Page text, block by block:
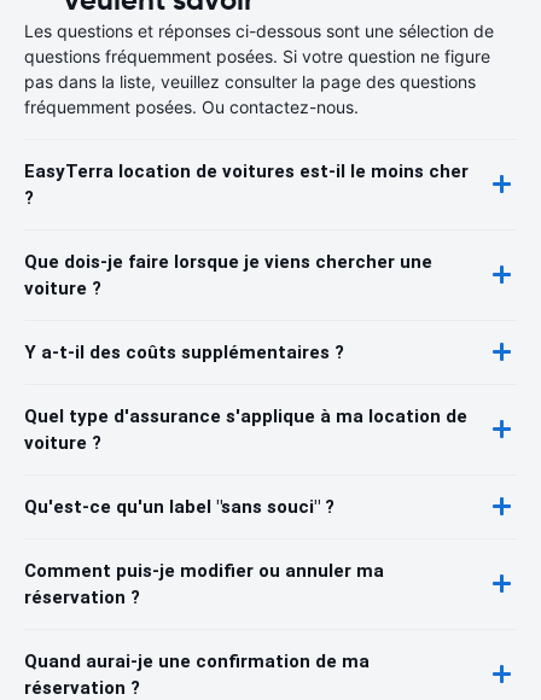
Les questions et réponses ci-dessous sont une sélection de
questions fréquemment posées. Si votre question ne figure
pas dans la liste, veuillez consulter la page des questions
fréquemment posées. Ou contactez-nous.
EasyTerra location de voitures est-il le moins cher
?
Que dois-je faire lorsque je viens chercher une
voiture ?
Y a-t-il des coûts supplémentaires ?
Quel type d'assurance s'applique à ma location de
voiture ?
Qu'est-ce qu'un label "sans souci" ?
Comment puis-je modifier ou annuler ma
réservation ?
Quand aurai-je une confirmation de ma
réservation ?